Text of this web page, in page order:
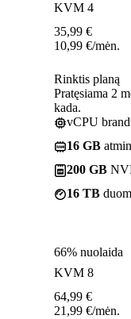
KVM 4
35,99 €
10,99 €/mėn.
Rinktis planą
Pratęsiama 2
kada.
vCPU
16 GB
200 GB
16 TB
66% nuolaida
KVM 8
64,99 €
21,99 €/mėn.